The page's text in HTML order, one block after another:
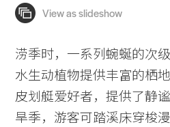
涝季时，一系列蜿蜒的次
水生动植物提供丰富的栖
皮划艇爱好者，提供了静
旱季，游客可踏溪床穿梭